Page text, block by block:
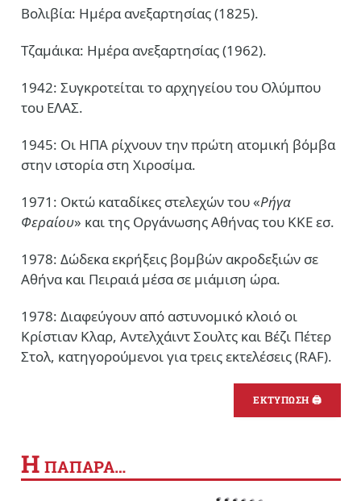
Βολιβία: Ημέρα ανεξαρτησίας (1825).
Τζαμάικα: Ημέρα ανεξαρτησίας (1962).
1942: Συγκροτείται το αρχηγείου του Ολύμπου
του ΕΛΑΣ.
1945: Οι ΗΠΑ ρίχνουν την πρώτη ατομική βόμβα
στην ιστορία στη Χιροσίμα.
1971: Οκτώ καταδίκες στελεχών του «Ρήγα
Φεραίου» και της Οργάνωσης Αθήνας του ΚΚΕ εσ.
1978: Δώδεκα εκρήξεις βομβών ακροδεξιών σε
Αθήνα και Πειραιά μέσα σε μιάμιση ώρα.
1978: Διαφεύγουν από αστυνομικό κλοιό οι
Κρίστιαν Κλαρ, Αντελχάιντ Σουλτς και Βέζι Πέτερ
Στολ, κατηγορούμενοι για τρεις εκτελέσεις (RAF).
ΕΚΤΥΠΩΣΗ 🖨
Η ΠΑΠΑΡΑ…